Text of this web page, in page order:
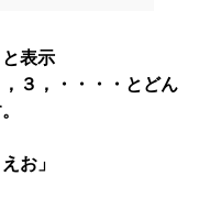
表示
３，・・・・とどん
お」